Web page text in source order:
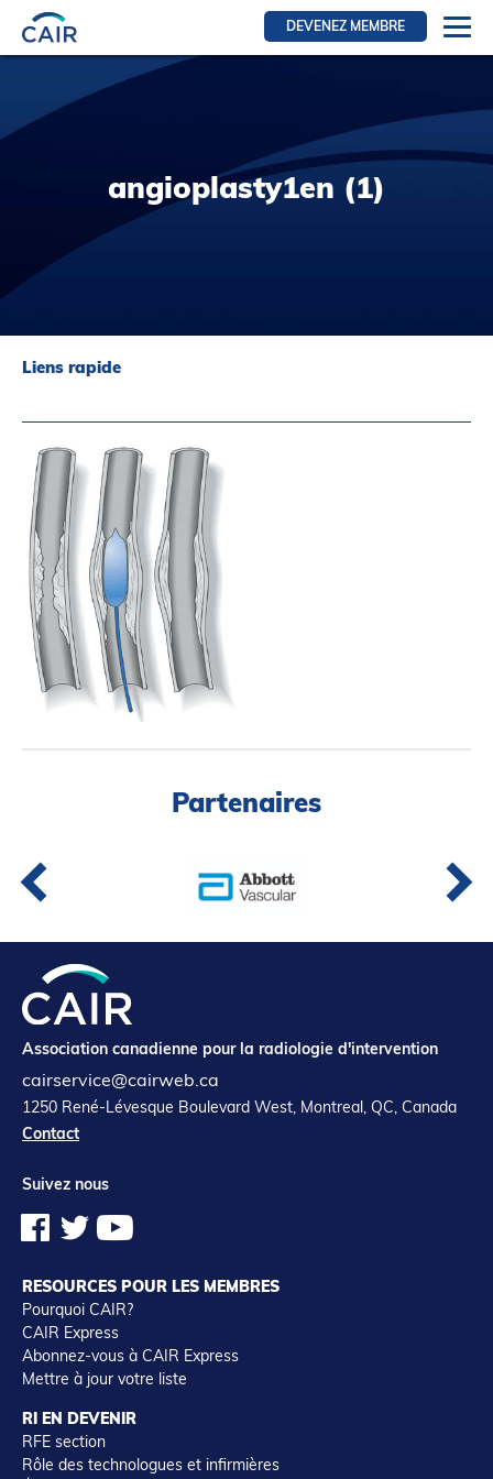
DEVENEZ MEMBRE
Se connecter
Ressources pour les membres
RFE Section
Ressources pour les patients
Contact
À Propos
Partenaires
Introduction à la RI
Présence mondiale
COVID-19
Carrières en RI
angioplasty1en (1)
Liens rapide
Partenaires
Association canadienne pour la radiologie d'intervention
cairservice@cairweb.ca
1250 René-Lévesque Boulevard West, Montreal, QC, Canada
Contact
Suivez nous
RESOURCES POUR LES MEMBRES
Pourquoi CAIR?
CAIR Express
Abonnez-vous à CAIR Express
Mettre à jour votre liste
RI EN DEVENIR
RFE section
Rôle des technologues et infirmières